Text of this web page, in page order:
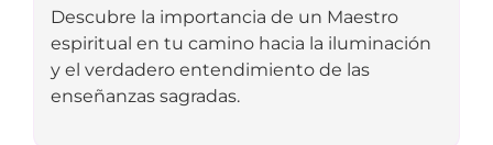
Descubre la importancia de un Maestro
espiritual en tu camino hacia la iluminación
y el verdadero entendimiento de las
enseñanzas sagradas.